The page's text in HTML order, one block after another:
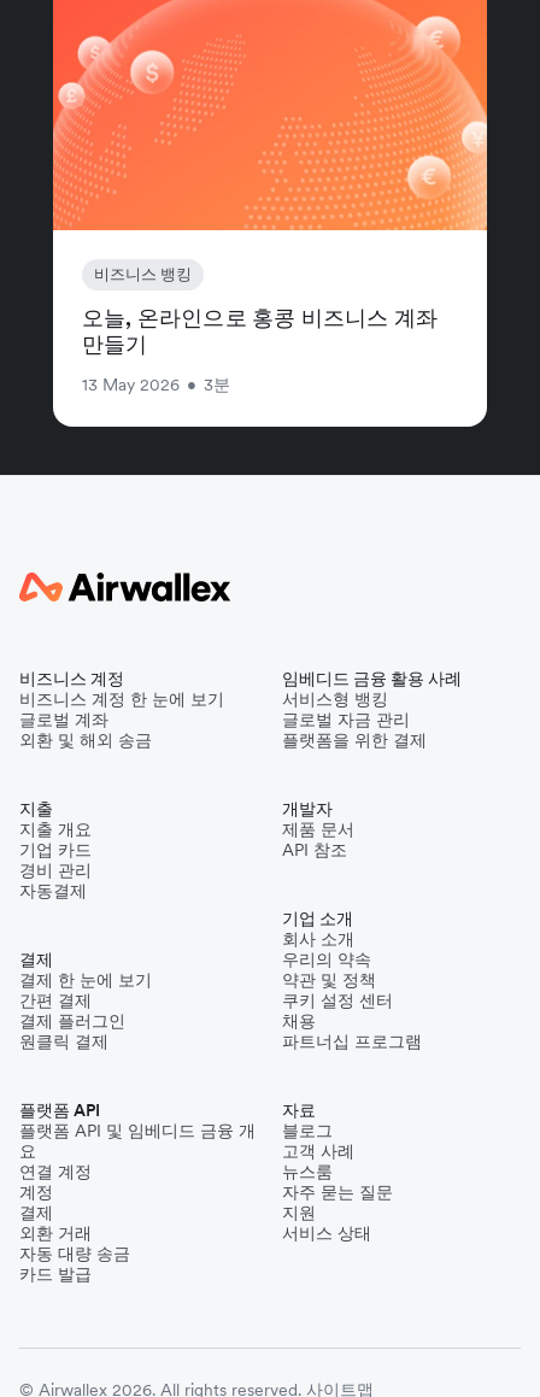
비즈니스 뱅킹
오늘, 온라인으로 홍콩 비즈니스 계좌
만들기
13 May 2026 • 3분
비즈니스 계정
비즈니스 계정 한 눈에 보기
글로벌 계좌
외환 및 해외 송금
지출
지출 개요
기업 카드
경비 관리
자동결제
결제
결제 한 눈에 보기
간편 결제
결제 플러그인
원클릭 결제
플랫폼 API
플랫폼 API 및 임베디드 금융 개
요
연결 계정
계정
결제
외환 거래
자동 대량 송금
카드 발급
임베디드 금융 활용 사례
서비스형 뱅킹
글로벌 자금 관리
플랫폼을 위한 결제
개발자
제품 문서
API 참조
기업 소개
회사 소개
우리의 약속
약관 및 정책
쿠키 설정 센터
채용
파트너십 프로그램
자료
블로그
고객 사례
뉴스룸
자주 묻는 질문
지원
서비스 상태
© Airwallex 2026. All rights reserved. 사이트맵